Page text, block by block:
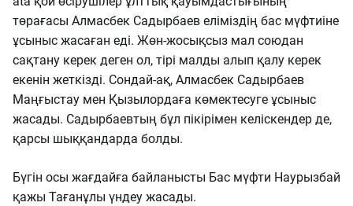
төрағасы Алмасбек Садырбаев еліміздің бас мүфтиіне
ұсыныс жасаған еді. Жөн-жосықсыз мал союдан
сақтану керек деген ол, тірі малды алып қалу керек
екенін жеткізді. Сондай-ақ, Алмасбек Садырбаев
Маңғыстау мен Қызылордаға көмектесуге ұсыныс
жасады. Садырбаевтың бұл пікірімен келіскендер де,
қарсы шыққандарда болды.
Бүгін осы жағдайға байланысты Бас мүфти Наурызбай
қажы Тағанұлы үндеу жасады.